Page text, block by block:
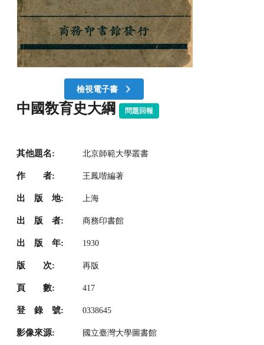
檢視電子書
中國敎育史大綱 問題回報
其他題名: 北京師範大學叢書
作 者: 王鳳喈編著
出 版 地: 上海
出 版 者: 商務印書館
出 版 年: 1930
版 次: 再版
頁 數: 417
登 錄 號: 0338645
影像來源: 國立臺灣大學圖書館